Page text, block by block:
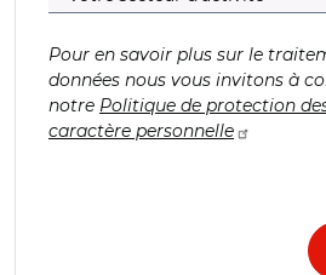
Pour en savoir plus sur le
données nous vous invitons à
notre Politique de protection
caractère personnelle